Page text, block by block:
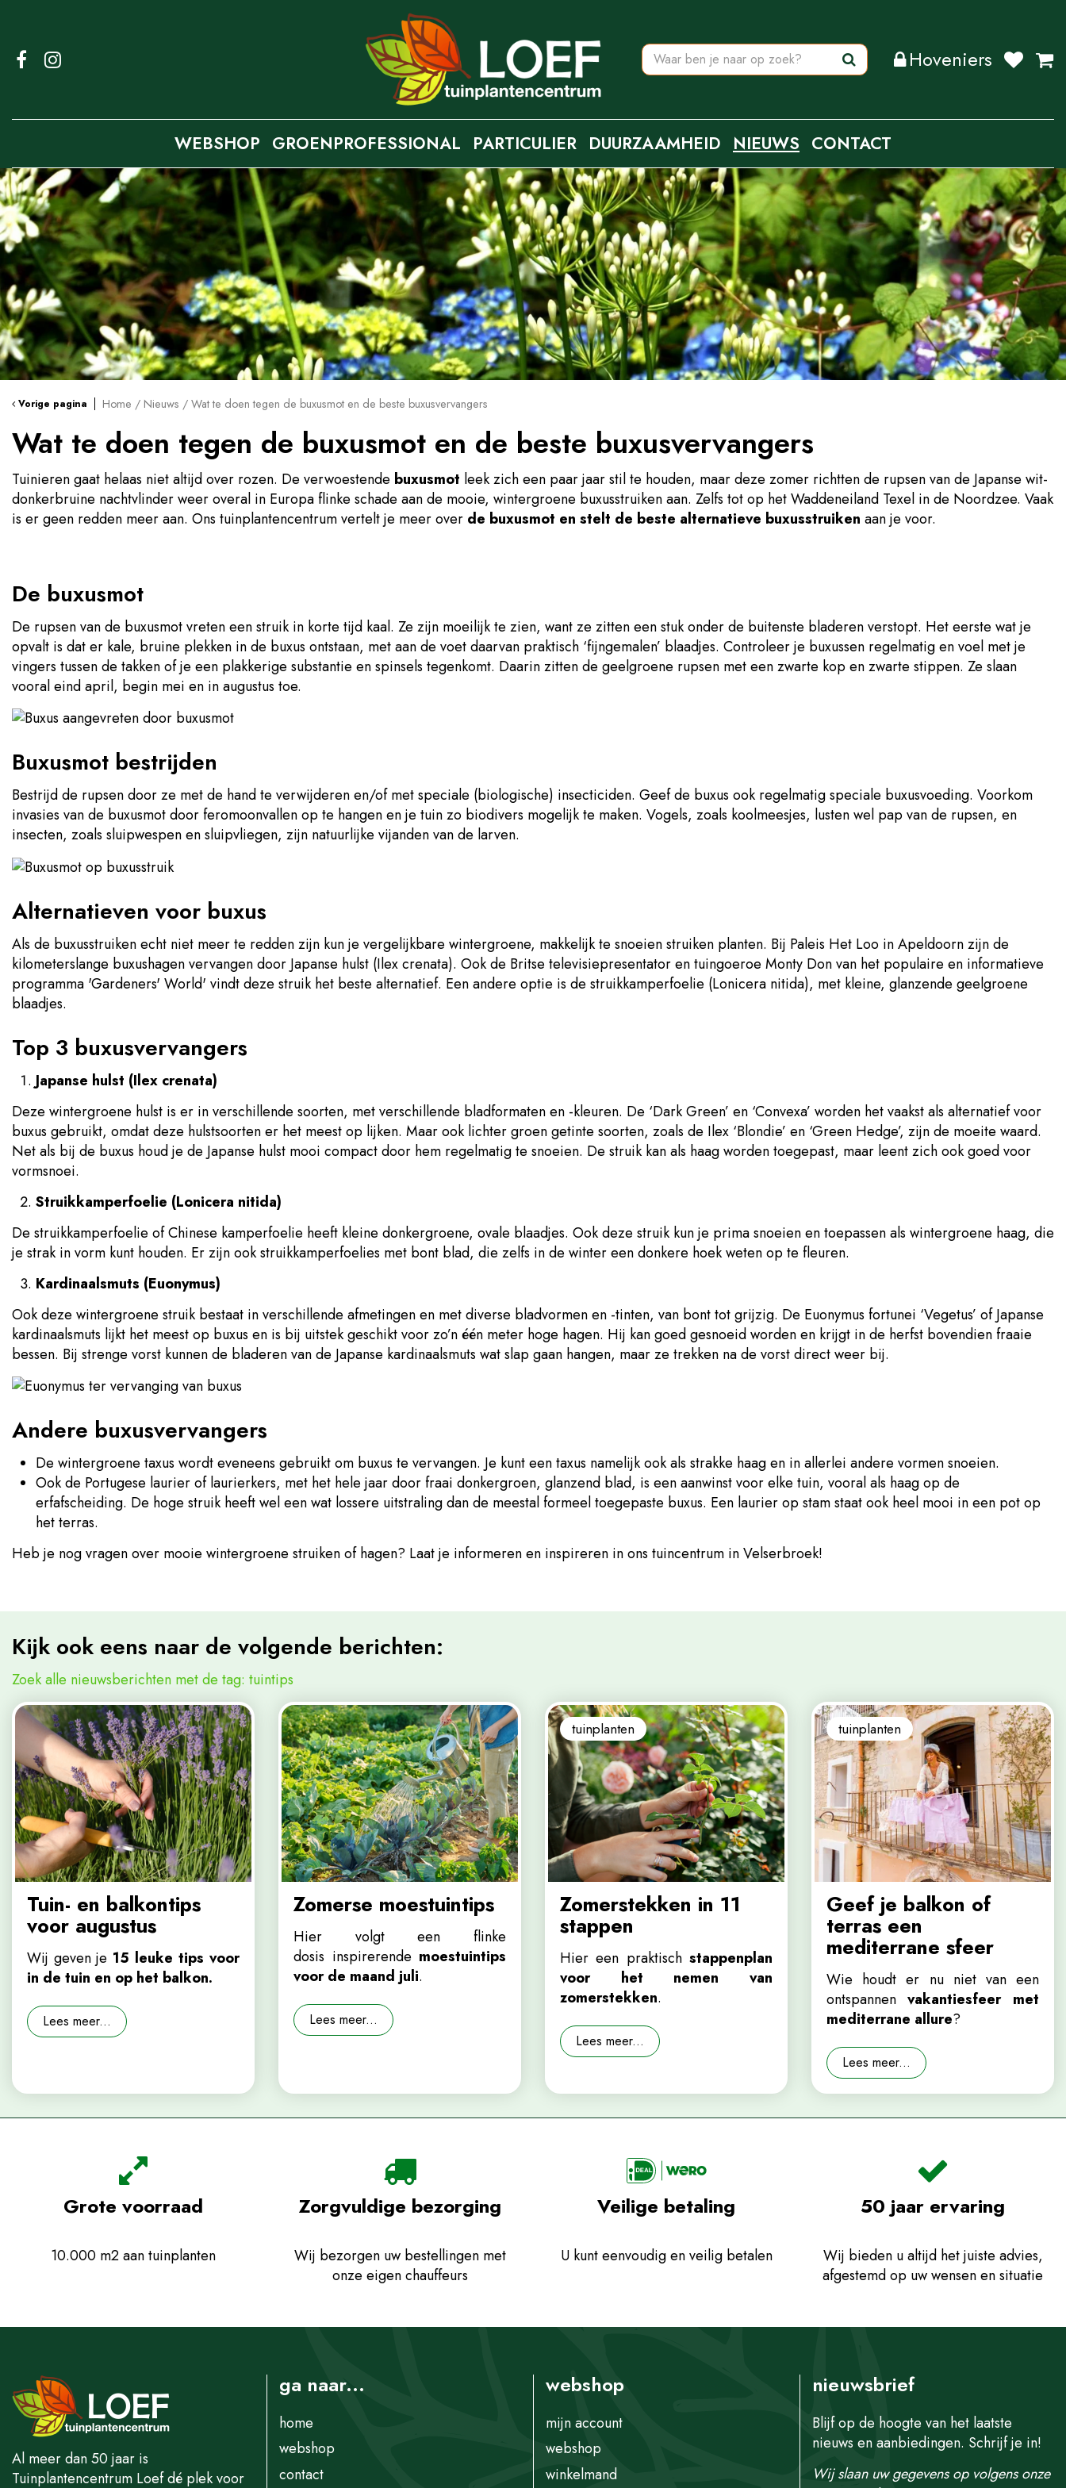
content
Vorige pagina Home Nieuws Wat te doen tegen de buxusmot en de beste buxusvervangers
Hoveniers
WEBSHOP GROENPROFESSIONAL PARTICULIER DUURZAAMHEID NIEUWS CONTACT
Wat te doen tegen de buxusmot en de beste buxusvervangers
Tuinieren gaat helaas niet altijd over rozen. De verwoestende buxusmot leek zich een paar jaar stil te houden, maar deze zomer richtten de rupsen van de Japanse wit-
donkerbruine nachtvlinder weer overal in Europa flinke schade aan de mooie, wintergroene buxusstruiken aan. Zelfs tot op het Waddeneiland Texel in de Noordzee. Vaak
is er geen redden meer aan. Ons tuinplantencentrum vertelt je meer over de buxusmot en stelt de beste alternatieve buxusstruiken aan je voor.
De buxusmot
De rupsen van de buxusmot vreten een struik in korte tijd kaal. Ze zijn moeilijk te zien, want ze zitten een stuk onder de buitenste bladeren verstopt. Het eerste wat je
opvalt is dat er kale, bruine plekken in de buxus ontstaan, met aan de voet daarvan praktisch ‘fijngemalen’ blaadjes. Controleer je buxussen regelmatig en voel met je
vingers tussen de takken of je een plakkerige substantie en spinsels tegenkomt. Daarin zitten de geelgroene rupsen met een zwarte kop en zwarte stippen. Ze slaan
vooral eind april, begin mei en in augustus toe.
Buxusmot bestrijden
Bestrijd de rupsen door ze met de hand te verwijderen en/of met speciale (biologische) insecticiden. Geef de buxus ook regelmatig speciale buxusvoeding. Voorkom
invasies van de buxusmot door feromoonvallen op te hangen en je tuin zo biodivers mogelijk te maken. Vogels, zoals koolmeesjes, lusten wel pap van de rupsen, en
insecten, zoals sluipwespen en sluipvliegen, zijn natuurlijke vijanden van de larven.
Alternatieven voor buxus
Als de buxusstruiken echt niet meer te redden zijn kun je vergelijkbare wintergroene, makkelijk te snoeien struiken planten. Bij Paleis Het Loo in Apeldoorn zijn de
kilometerslange buxushagen vervangen door Japanse hulst (Ilex crenata). Ook de Britse televisiepresentator en tuingoeroe Monty Don van het populaire en informatieve
programma 'Gardeners' World' vindt deze struik het beste alternatief. Een andere optie is de struikkamperfoelie (Lonicera nitida), met kleine, glanzende geelgroene
blaadjes.
Top 3 buxusvervangers
Japanse hulst (Ilex crenata)
Deze wintergroene hulst is er in verschillende soorten, met verschillende bladformaten en -kleuren. De ‘Dark Green’ en ‘Convexa’ worden het vaakst als alternatief voor
buxus gebruikt, omdat deze hulstsoorten er het meest op lijken. Maar ook lichter groen getinte soorten, zoals de Ilex ‘Blondie’ en ‘Green Hedge’, zijn de moeite waard.
Net als bij de buxus houd je de Japanse hulst mooi compact door hem regelmatig te snoeien. De struik kan als haag worden toegepast, maar leent zich ook goed voor
vormsnoei.
Struikkamperfoelie (Lonicera nitida)
De struikkamperfoelie of Chinese kamperfoelie heeft kleine donkergroene, ovale blaadjes. Ook deze struik kun je prima snoeien en toepassen als wintergroene haag, die
je strak in vorm kunt houden. Er zijn ook struikkamperfoelies met bont blad, die zelfs in de winter een donkere hoek weten op te fleuren.
Kardinaalsmuts (Euonymus)
Ook deze wintergroene struik bestaat in verschillende afmetingen en met diverse bladvormen en -tinten, van bont tot grijzig. De Euonymus fortunei ‘Vegetus’ of Japanse
kardinaalsmuts lijkt het meest op buxus en is bij uitstek geschikt voor zo’n één meter hoge hagen. Hij kan goed gesnoeid worden en krijgt in de herfst bovendien fraaie
bessen. Bij strenge vorst kunnen de bladeren van de Japanse kardinaalsmuts wat slap gaan hangen, maar ze trekken na de vorst direct weer bij.
Andere buxusvervangers
De wintergroene taxus wordt eveneens gebruikt om buxus te vervangen. Je kunt een taxus namelijk ook als strakke haag en in allerlei andere vormen snoeien.
Ook de Portugese laurier of laurierkers, met het hele jaar door fraai donkergroen, glanzend blad, is een aanwinst voor elke tuin, vooral als haag op de
erfafscheiding. De hoge struik heeft wel een wat lossere uitstraling dan de meestal formeel toegepaste buxus. Een laurier op stam staat ook heel mooi in een pot op
het terras.
Heb je nog vragen over mooie wintergroene struiken of hagen? Laat je informeren en inspireren in ons tuincentrum in Velserbroek!
Kijk ook eens naar de volgende berichten:
Zoek alle nieuwsberichten met de tag: tuintips
Tuin- en balkontips
voor augustus
Wij geven je 15 leuke tips voor
in de tuin en op het balkon.
Lees meer...
Zomerse moestuintips
Hier volgt een flinke
dosis inspirerende moestuintips
voor de maand juli.
Lees meer...
Zomerstekken in 11
stappen
tuinplanten
Hier een praktisch stappenplan
voor het nemen van
zomerstekken.
Lees meer...
Geef je balkon of
terras een
mediterrane sfeer
tuinplanten
Wie houdt er nu niet van een
ontspannen vakantiesfeer met
mediterrane allure?
Lees meer...
Grote voorraad
10.000 m2 aan tuinplanten
Zorgvuldige bezorging
Wij bezorgen uw bestellingen met
onze eigen chauffeurs
Veilige betaling
U kunt eenvoudig en veilig betalen
50 jaar ervaring
Wij bieden u altijd het juiste advies,
afgestemd op uw wensen en situatie
Al meer dan 50 jaar is
Tuinplantencentrum Loef dé plek voor
ga naar...
home
webshop
contact
webshop
mijn account
webshop
winkelmand
nieuwsbrief
Blijf op de hoogte van het laatste
nieuws en aanbiedingen. Schrijf je in!
Wij slaan uw gegevens op volgens onze